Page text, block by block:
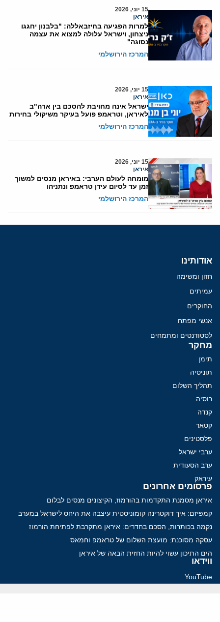
15 יוני, 2026
איראן
למרות הפגיעה בחיזבאללה: "בלבנון יחגגו
ניצחון, וישראל עלולה למצוא את עצמה
נסוגה"
המרכז הירושלמי
15 יוני, 2026
איראן
ישראל אינה מחויבת להסכם בין ארה"ב
לאיראן, וטראמפ פועל בעיקר משיקולי בחירות
המרכז הירושלמי
15 יוני, 2026
איראן
מומחה לעולם הערבי: באיראן מנסים למשוך
זמן עד לסיום עידן טראמפ ונתניהו
המרכז הירושלמי
אודותינו
חזון ומשימה
עמיתים
החוקרים
אנשי מפתח
לסטודנטים ומתמחים
מחקר
תימן
תוניסיה
תהליך השלום
רוסיה
קנדה
קטאר
פלסטינים
ערבי ישראל
ערב הסעודית
עיראק
פרסומים אחרונים
איראן מסמנת התקדמות בהורמוז, הקיצונים מנסים לבלום
קמפיזם: איך דוקטרינה קומוניסטית עיצבה את היחס לישראל במערב
נקמה בכותרות, הסכם בחדרים: איראן מתקרבת לפתיחת הורמוז
עסקה מסוכנת: מועצת השלום של טראמפ וחמאס
הים התיכון עשוי להיות החזית הבאה של איראן
ווידאו
YouTube